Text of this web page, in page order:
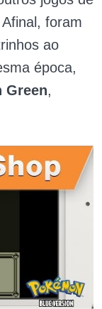
foram
ao
época,
Green,